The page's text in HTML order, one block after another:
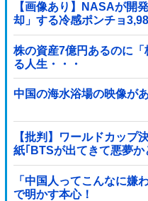
て・・・
【画像あり】NASAが開
却」する冷感ポンチョ
株の資産7億円あるのに
る人生・・・
中国の海水浴場の映像が
【批判】ワールドカップ
紙｢BTSが出てきて悪夢か
「中国人ってこんなに嫌
で明かす本心！